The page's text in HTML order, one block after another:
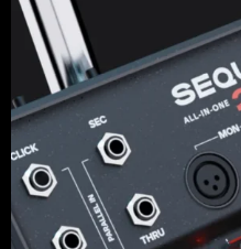
Proyecto